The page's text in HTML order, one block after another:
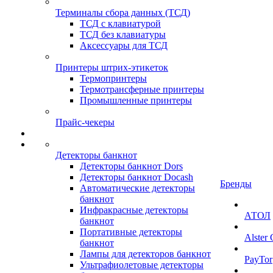
Терминалы сбора данных (ТСД)
ТСД с клавиатурой
ТСД без клавиатуры
Аксессуары для ТСД
Принтеры штрих-этикеток
Термопринтеры
Термотрансферные принтеры
Промышленные принтеры
Прайс-чекеры
Детекторы банкнот
Детекторы банкнот Dors
Детекторы банкнот Docash
Автоматические детекторы
банкнот
Инфракрасные детекторы
банкнот
Портативные детекторы
банкнот
Лампы для детекторов банкнот
Ультрафиолетовые детекторы
Бренды
АТОЛ
Alster
PayTor